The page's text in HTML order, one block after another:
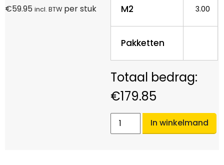
€59.95 incl. BTW per stuk M2 3.00
Pakketten
€179.85
In winkelmand